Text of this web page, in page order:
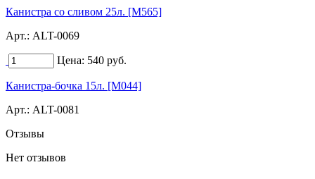
Канистра со сливом 25л. [M565]
Арт.: ALT-0069
Цена: 540 руб.
Канистра-бочка 15л. [M044]
Арт.: ALT-0081
Отзывы
Нет отзывов